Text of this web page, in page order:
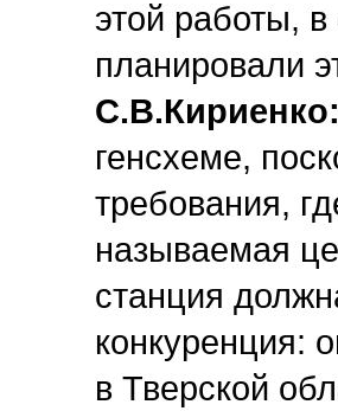
этой работы,
планировали
С.В.Кириенко:
генсхеме,
требования,
называемая
станция
конкуренция:
в Тверской